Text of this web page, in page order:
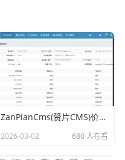
ZanPianCms(赞片CMS)价值800元完整安装包/带模板/带数据V9
2026-03-02 680 人在看